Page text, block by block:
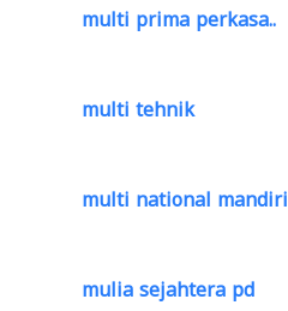
multi prima perkasa..
multi tehnik
multi national mandiri
mulia sejahtera pd